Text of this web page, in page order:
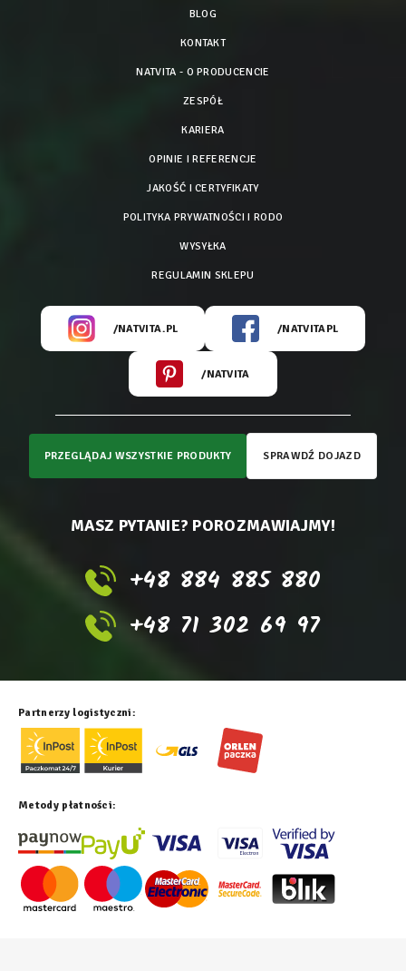
BLOG
KONTAKT
NATVITA - O PRODUCENCIE
ZESPÓŁ
KARIERA
OPINIE I REFERENCJE
JAKOŚĆ I CERTYFIKATY
POLITYKA PRYWATNOŚCI I RODO
WYSYŁKA
REGULAMIN SKLEPU
/NATVITA.PL /NATVITAPL
/NATVITA
PRZEGLĄDAJ WSZYSTKIE PRODUKTY SPRAWDŹ DOJAZD
MASZ PYTANIE? POROZMAWIAJMY!
+48 884 885 880
+48 71 302 69 97
Partnerzy logistyczni:
Metody płatności: